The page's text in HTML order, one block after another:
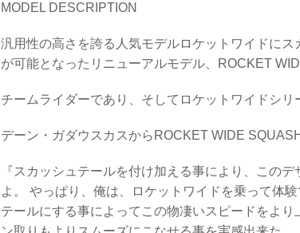
MODEL DESCRIPTION
汎用性の高さを誇る人気モデルロケットワイドに
が可能となったリニューアルモデル、ROCKET
チームライダーであり、そしてロケットワイドシ
デーン・ガダウスカスからROCKET WIDE
『スカッシュテールを付け加える事により、この
よ。 やっぱり、俺は、ロケットワイドを乗って体
テールにする事によってこの物凄いスピードをよ